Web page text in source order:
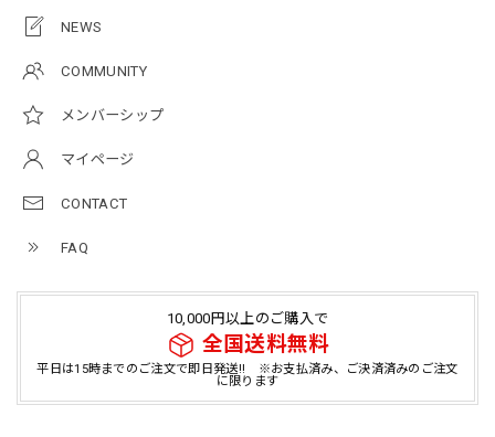
NEWS
COMMUNITY
メンバーシップ
マイページ
CONTACT
FAQ
10,000円以上のご購入で
全国送料無料
平日は15時までのご注文で即日発送!! ※お支払済み、ご決済済みのご注文
に限ります